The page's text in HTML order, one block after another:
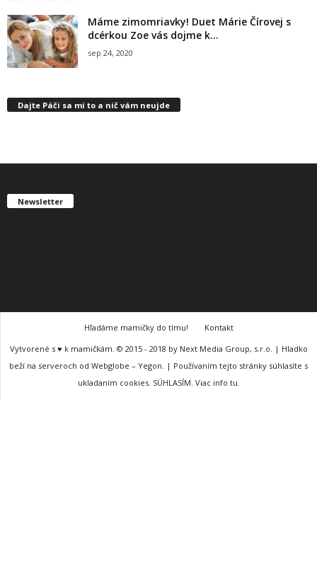
Máme zimomriavky! Duet Márie Čírovej s
dcérkou Zoe vás dojme k...
sep 24, 2020
Dajte Páči sa mi to a nič vám neujde
Newsletter
Hľadáme mamičky do tímu!
Kontakt
Vytvorené s ♥ k mamičkám. © 2015 - 2018 by Next Media Group, s.r.o. | Hladko
beží na serveroch od Webglobe – Yegon. | Používaním tejto stránky súhlasíte s
ukladaním cookies. SÚHLASÍM. Viac info tu.